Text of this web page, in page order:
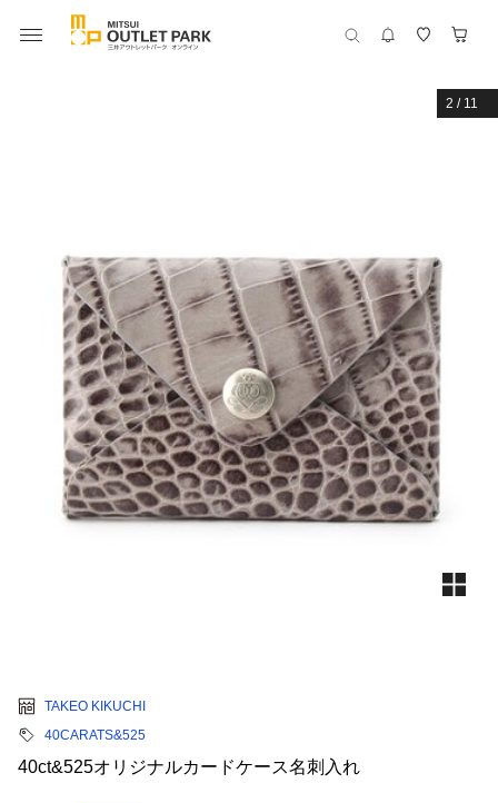
2 / 11
TAKEO KIKUCHI
40CARATS&525
40ct&525オリジナルカードケース名刺入れ